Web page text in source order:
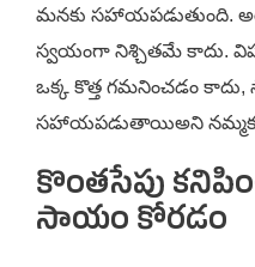
మనకు సహాయపడుతుంది.
స్వయంగా నిశ్చితమే కాదు.
ఒక్క కొత్త గమనించడం
సహాయపడుతాయిఅని నమ్మకం
కొంతసేపు
సాయం కోరడం